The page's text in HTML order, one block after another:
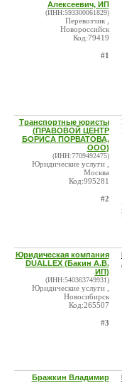
Алексеевич, ИП
(ИНН:593300061829)
Перевозчик ,
Новороссийск
Код:79419
#1
Транспортные юристы
(ПРАВОВОЙ ЦЕНТР
БОРИСА ПОРВАТОВА,
ООО)
(ИНН:7709492475)
Юридические услуги ,
Москва
Код:995281
#2
Юридическая компания
DUALLEX (Бакин А.В.
ИП)
(ИНН:540363749931)
Юридические услуги ,
Новосибирск
Код:265507
#3
Бражкин Владимир